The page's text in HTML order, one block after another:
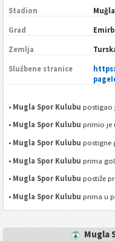
Stadion
Grad
Zemlja
Službene stranice
• Mugla Spor Kulubu postigao
• Mugla Spor Kulubu primio je
• Mugla Spor Kulubu postigne
• Mugla Spor Kulubu prima
• Mugla Spor Kulubu postiže
• Mugla Spor Kulubu prima u
Mugla